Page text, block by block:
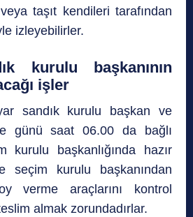
taşıt kendileri tarafından
izleyebilirler.
kurulu başkanının
işler
sandık kurulu başkan ve
günü saat 06.00 da bağlı
kurulu başkanlığında hazır
seçim kurulu başkanından
verme araçlarını kontrol
almak zorundadırlar.